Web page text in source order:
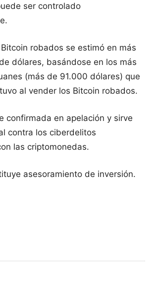
ser controlado
robados se estimó en más
dólares, basándose en los más
(más de 91.000 dólares) que
al vender los Bitcoin robados.
confirmada en apelación y sirve
contra los ciberdelitos
las criptomonedas.
asesoramiento de inversión.